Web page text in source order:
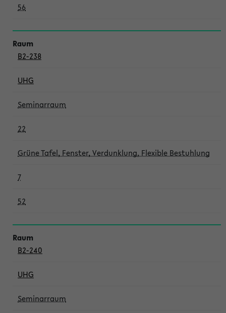
56
B2-238
UHG
Seminarraum
22
Grüne Tafel, Fenster, Verdunklung, Flexible Bestuhlung
7
52
B2-240
UHG
Seminarraum